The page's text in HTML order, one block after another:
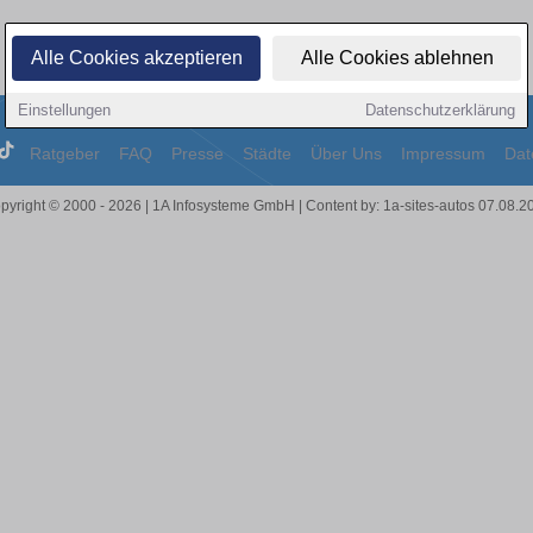
Alle Cookies akzeptieren Alle Cookies ablehnen
Einstellungen Datenschutzerklärung
Ratgeber FAQ Presse Städte Über Uns Impressum
© 2000 - 2026 | 1A Infosysteme GmbH | Content by: 1a-sites-autos